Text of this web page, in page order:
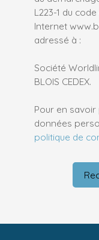
L223-1 du
Internet
adressé à :
Société
BLOIS CEDEX.
Pour en
données
politique de